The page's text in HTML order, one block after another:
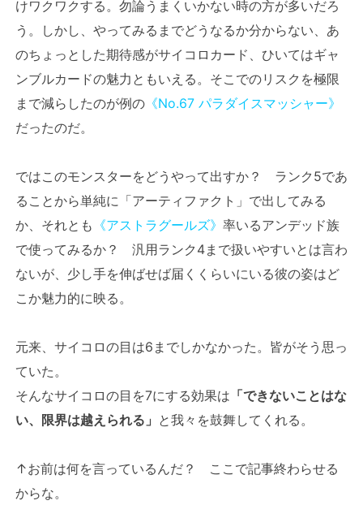
けワクワクする。勿論うまくいかない時の方が多いだろ
う。しかし、やってみるまでどうなるか分からない、あ
のちょっとした期待感がサイコロカード、ひいてはギャ
ンブルカードの魅力ともいえる。そこでのリスクを極限
まで減らしたのが例の 《No.67 パラダイスマッシャー》
だったのだ。
ではこのモンスターをどうやって出すか？ ランク5であ
ることから単純に「アーティファクト」で出してみる
か、それとも 《アストラグールズ》 率いるアンデッド族
で使ってみるか？ 汎用ランク4まで扱いやすいとは言わ
ないが、少し手を伸ばせば届くくらいにいる彼の姿はど
こか魅力的に映る。
元来、サイコロの目は6までしかなかった。皆がそう思っ
ていた。
そんなサイコロの目を7にする効果は 「できないことはな
い、限界は越えられる」 と我々を鼓舞してくれる。
↑お前は何を言っているんだ？ ここで記事終わらせる
からな。